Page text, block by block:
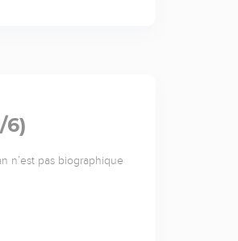
6)
n’est pas biographique